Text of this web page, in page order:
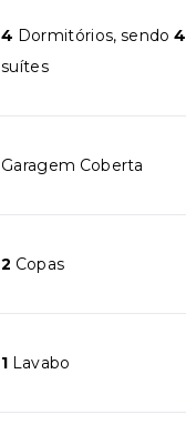
4 Dormitórios, sendo4
suítes
Garagem Coberta
2 Copas
1 Lavabo